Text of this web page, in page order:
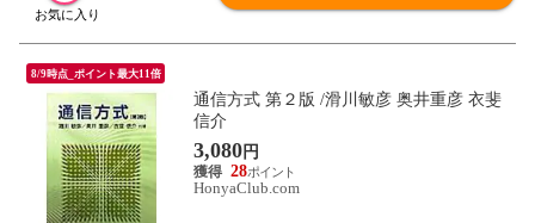
8/9時点_ポイント最大11倍
通信方式 第２版 /滑川敏彦 奥井重彦 衣斐
信介
3,080円
28
HonyaClub.com